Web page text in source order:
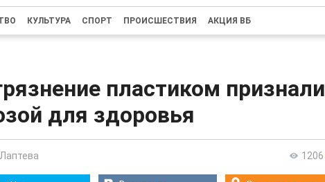
КУЛЬТУРА СПОРТ ПРОИСШЕСТВИЯ АКЦИЯ ВБ
пластиком признали
для здоровья
1206